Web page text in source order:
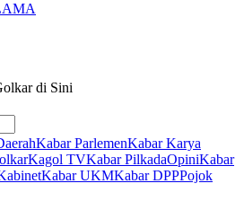
di Sini
Kabar ParlemenKabar Karya
Kagol TVKabar PilkadaOpiniKabar
Kabar UKMKabar DPPPojok